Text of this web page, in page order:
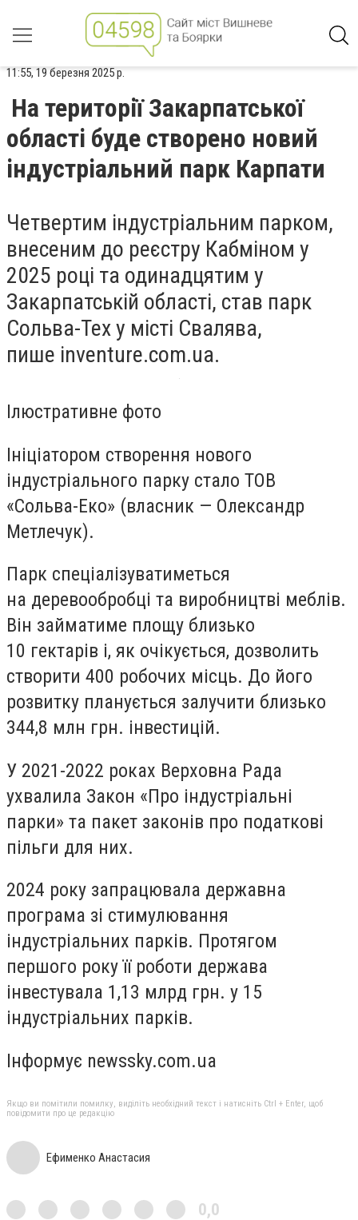
11:55, 19 березня 2025 р.
На території Закарпатської
області буде створено новий
індустріальний парк Карпати
Четвертим індустріальним парком,
внесеним до реєстру Кабміном у
2025 році та одинадцятим у
Закарпатській області, став парк
Сольва-Тех у місті Свалява,
пише inventure.com.ua.
Ілюстративне фото
Ініціатором створення нового
індустріального парку стало ТОВ
«Сольва-Еко» (власник — Олександр
Метлечук).
Парк спеціалізуватиметься
на деревообробці та виробництві меблів.
Він займатиме площу близько
10 гектарів і, як очікується, дозволить
створити 400 робочих місць. До його
розвитку планується залучити близько
344,8 млн грн. інвестицій.
У 2021-2022 роках Верховна Рада
ухвалила Закон «Про індустріальні
парки» та пакет законів про податкові
пільги для них.
2024 року запрацювала державна
програма зі стимулювання
індустріальних парків. Протягом
першого року її роботи держава
інвестувала 1,13 млрд грн. у 15
індустріальних парків.
Інформує newssky.com.ua
Якщо ви помітили помилку, виділіть необхідний текст і натисніть Ctrl + Enter, щоб
повідомити про це редакцію
Ефименко Анастасия
0,0